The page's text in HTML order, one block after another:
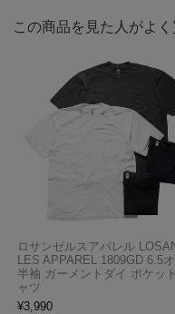
この商品を見た人がよ
ロサンゼルスアパレル
LES APPAREL 1809GD 6.5
半袖 ガーメントダイ ポケッ
ャツ
¥3,990